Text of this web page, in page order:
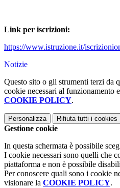
Link per iscrizioni:
https://www.istruzione.it/
Notizie
Questo sito o gli strumenti terzi da
cookie necessari al funzionamento
COOKIE POLICY.
Personalizza Rifiuta tutti i cookies
Gestione cookie
In questa schermata è possibile
I cookie necessari sono quelli che
piattaforma e non è possibile
Per conoscere quali sono i cookie
visionare la COOKIE POLICY.